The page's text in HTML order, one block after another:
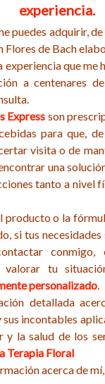
experiencia.
puedes adquirir,
Flores de Bach
que me
a centenares
Express son
para que,
visita o de
una
tanto a nivel
producto o la
si tus
valorar tu
personalizado
detallada
sus incontables
y la salud de los
Terapia Floral
acerca de